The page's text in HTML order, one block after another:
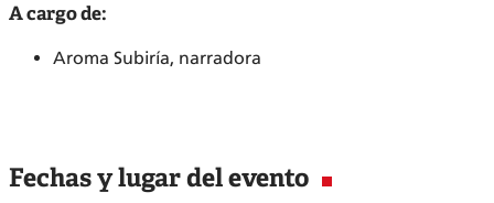
A cargo de:
Aroma Subiría, narradora
Fechas y lugar del evento